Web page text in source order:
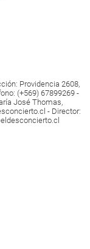
Providencia 2608,
(+569) 67899269 -
José Thomas,
- Director: